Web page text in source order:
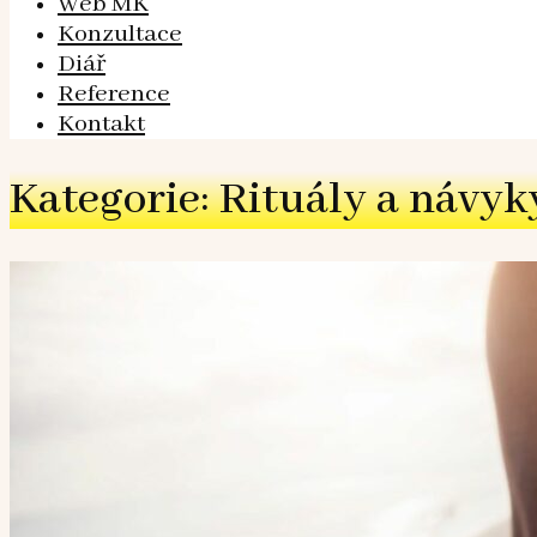
Konzultace
Diář
Reference
Kontakt
Kategorie: Rituály a